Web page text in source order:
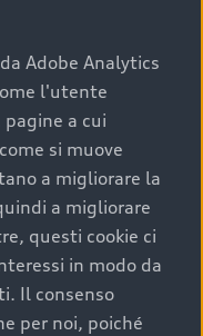
corrisponde a
a una maggiore
una manutenzione
interni: una
cura e attenzione del
Adobe Analytics
l'utente
a cui
si muove
a migliorare la
a migliorare
questi cookie ci
in modo da
Il consenso
per noi, poiché